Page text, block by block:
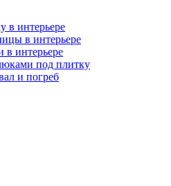
в интерьере
в интерьере
интерьере
под плитку
и погреб